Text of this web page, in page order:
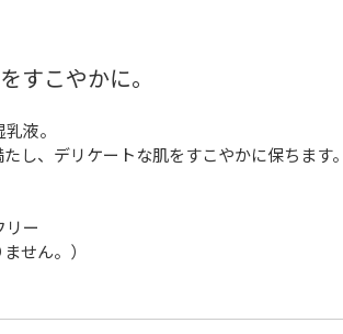
すこやかに。
液。
し、デリケートな肌をすこやかに保ちます。
ー
せん。）